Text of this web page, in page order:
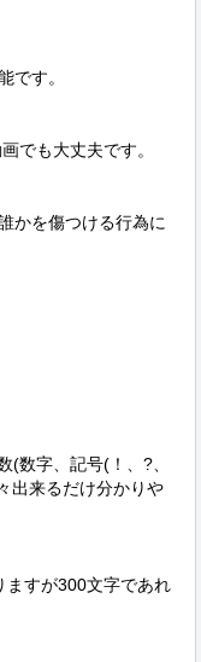
です。
でも大丈夫です。
かを傷つける行為に
数字、記号(！、?、
出来るだけ分かりや
ますが300文字であれ